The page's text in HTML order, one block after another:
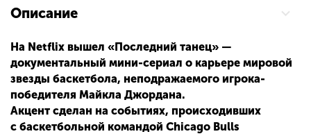
Описание
На Netflix вышел «Последний танец» —
документальный мини-сериал о карьере мировой
звезды баскетбола, неподражаемого игрока-
победителя Майкла Джордана.
Акцент сделан на событиях, происходивших
с баскетбольной командой Chicago Bulls